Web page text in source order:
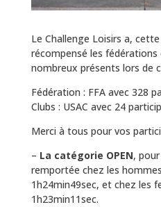
Le Challenge Loisirs a,
récompensé les fédérations
nombreux présents lors de
Fédération : FFA avec 328
Clubs : USAC avec 24
Merci à tous pour vos
– La catégorie OPEN,
remportée chez les
1h24min49sec, et chez les
1h23min11sec.